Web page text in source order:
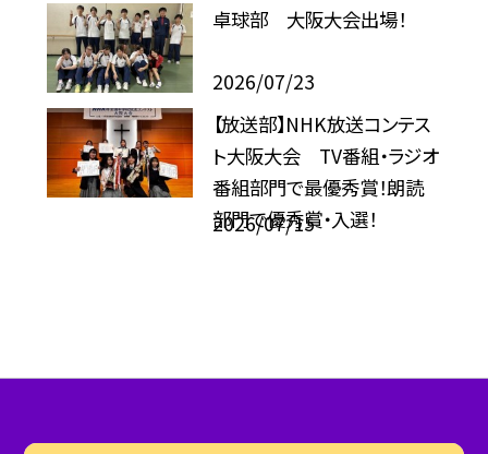
卓球部 大阪大会出場！
2026/07/23
【放送部】NHK放送コンテス
ト大阪大会 TV番組・ラジオ
番組部門で最優秀賞！朗読
部門で優秀賞・入選！
2026/07/15